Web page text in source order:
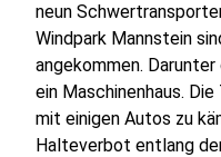
neun
Windpark Mannstein
angekommen.
ein Maschinenhaus.
mit einigen Autos zu
Halteverbot entlang